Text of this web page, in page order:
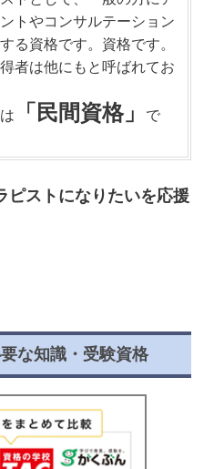
トやコンサルテーション
る資格です。資格です。
者は他にもと呼ばれてお
「民間資格」
で
ピストになりたいを応援
な知識・受験資格